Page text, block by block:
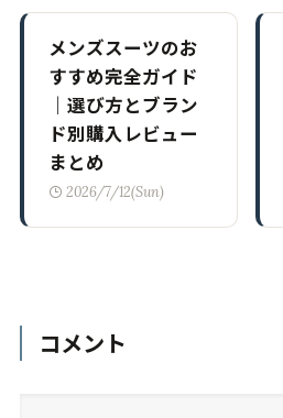
メンズスーツのお
すすめ完全ガイド
｜選び方とブラン
ド別購入レビュー
まとめ
2026/7/12(Sun)
コメント